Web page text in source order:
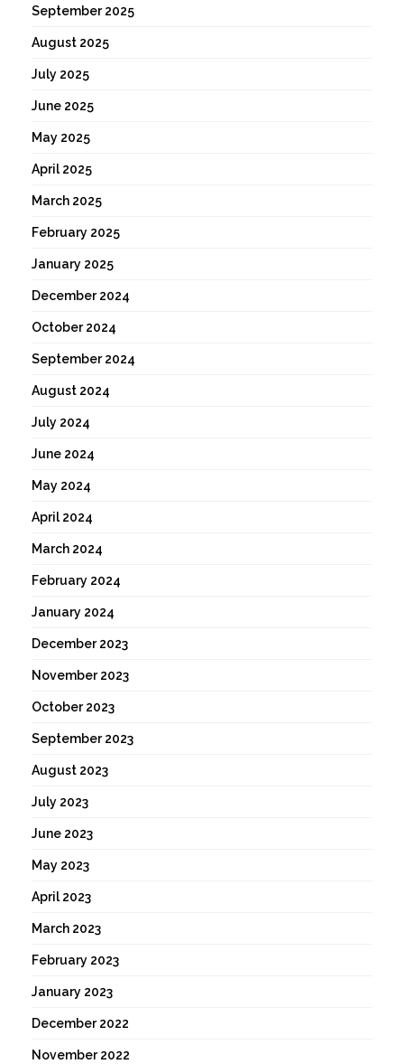
September 2025
August 2025
July 2025
June 2025
May 2025
April 2025
March 2025
February 2025
January 2025
December 2024
October 2024
September 2024
August 2024
July 2024
June 2024
May 2024
April 2024
March 2024
February 2024
January 2024
December 2023
November 2023
October 2023
September 2023
August 2023
July 2023
June 2023
May 2023
April 2023
March 2023
February 2023
January 2023
December 2022
November 2022